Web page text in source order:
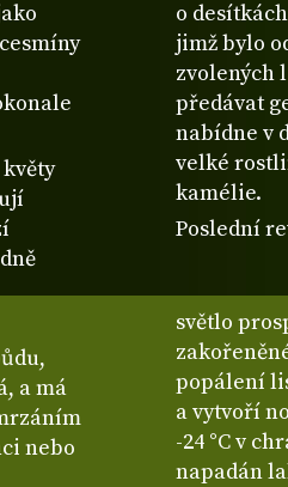
o
jimž bylo
zvolených
předávat
nabídne v
velké
kamélie.
Poslední
a má
nebo
světlo
popálení
a vytvoří
-24 °C v
napadán